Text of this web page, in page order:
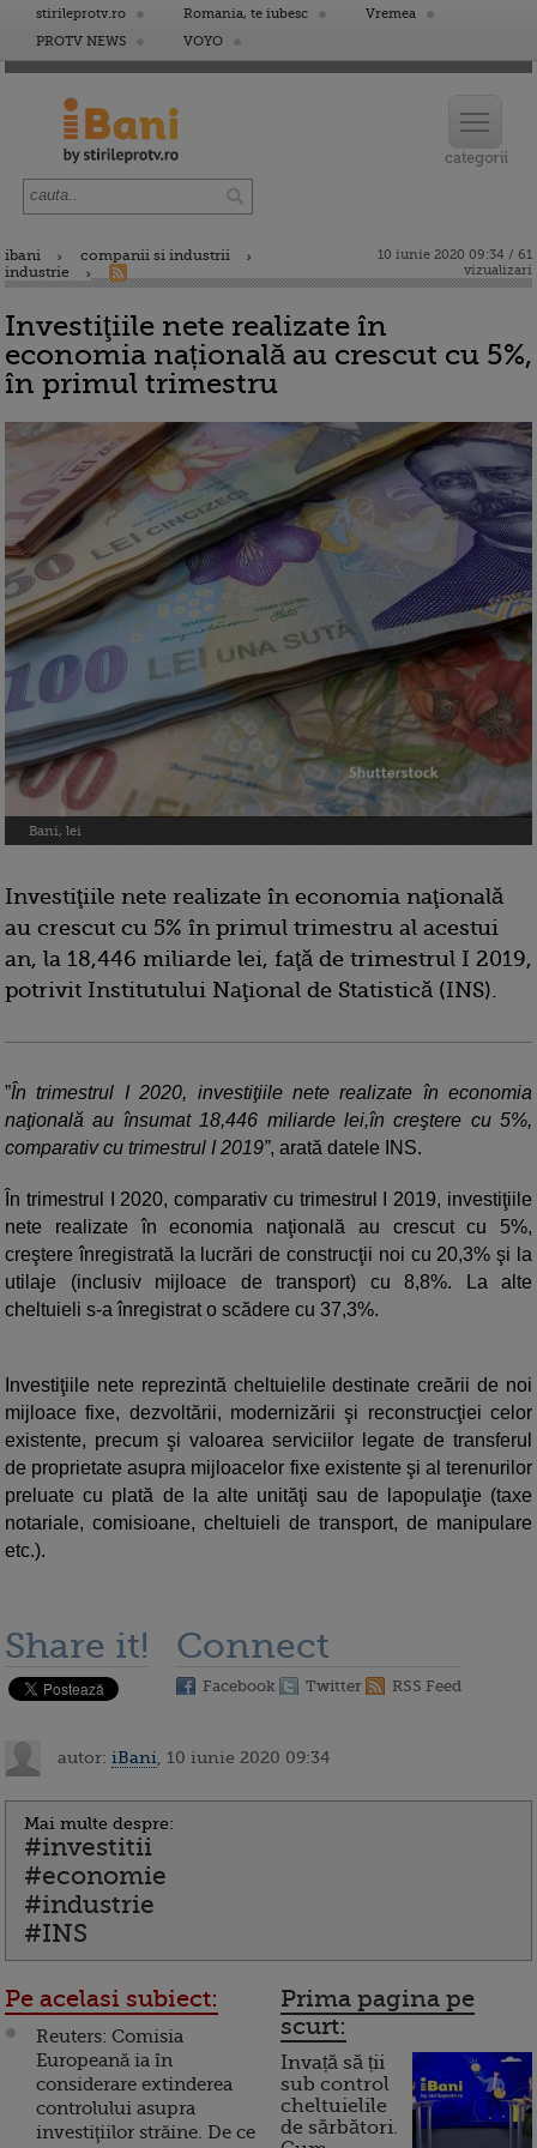
stirileprotv.ro Romania, te iubesc
Vremea
PROTV NEWS
VOYO
ibani
companii si industrii
industrie
10 iunie 2020 09:34 / 61
vizualizari
Investiţiile nete realizate în
economia națională au crescut cu 5%,
în primul trimestru
Bani, lei
Investiţiile nete realizate în economia naţională
au crescut cu 5% în primul trimestru al acestui
an, la 18,446 miliarde lei, faţă de trimestrul I 2019,
potrivit Institutului Naţional de Statistică (INS).
”În trimestrul I 2020, investiţiile nete realizate în economia
naţională au însumat 18,446 miliarde lei,în creştere cu 5%,
comparativ cu trimestrul I 2019”, arată datele INS.
În trimestrul I 2020, comparativ cu trimestrul I 2019, investiţiile
nete realizate în economia naţională au crescut cu 5%,
creştere înregistrată la lucrări de construcţii noi cu 20,3% şi la
utilaje (inclusiv mijloace de transport) cu 8,8%. La alte
cheltuieli s-a înregistrat o scădere cu 37,3%.
Investiţiile nete reprezintă cheltuielile destinate creării de noi
mijloace fixe, dezvoltării, modernizării şi reconstrucţiei celor
existente, precum şi valoarea serviciilor legate de transferul
de proprietate asupra mijloacelor fixe existente şi al terenurilor
preluate cu plată de la alte unităţi sau de lapopulaţie (taxe
notariale, comisioane, cheltuieli de transport, de manipulare
etc.).
Share it! Connect
Facebook Twitter RSS Feed
autor: iBani , 10 iunie 2020 09:34
Mai multe despre:
#investitii
#economie
#industrie
#INS
Pe acelasi subiect:
Reuters: Comisia
Europeană ia în
considerare extinderea
controlului asupra
investiţiilor străine. De ce
Prima pagina pe
scurt:
Invață să ții
sub control
cheltuielile
de sărbători.